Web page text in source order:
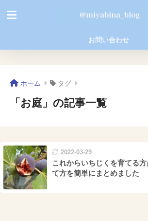
お問い合わせ
ホーム タグ
「お庭」の記事一覧
2022-03-29
これからいちじくを育てる
て方を簡単にまとめました